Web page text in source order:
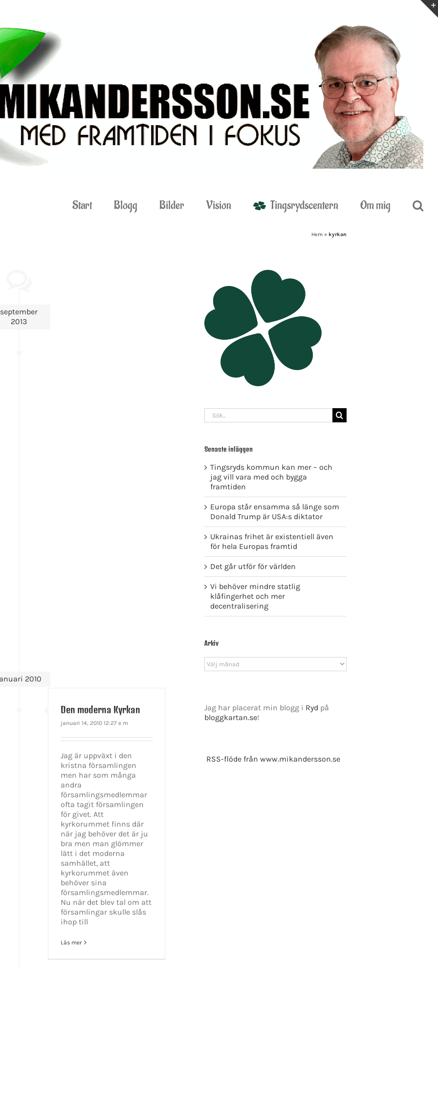
Start Blogg Bilder Vision Tingsrydscentern Om mig
Hem » kyrkan
september
2013
2010
Den moderna Kyrkan
januari 14, 2010 12:27 e m
Jag är uppväxt i den
kristna församlingen
men har som många
andra
församlingsmedlemmar
ofta tagit församlingen
för givet. Att
kyrkorummet finns där
när jag behöver det är ju
bra men man glömmer
lätt i det moderna
samhället, att
kyrkorummet även
behöver sina
församlingsmedlemmar.
Nu när det blev tal om att
församlingar skulle slås
ihop till
Läs mer
Sök
efter:
Senaste inläggen
Tingsryds kommun kan mer – och
jag vill vara med och bygga
framtiden
Europa står ensamma så länge som
Donald Trump är USA:s diktator
Ukrainas frihet är existentiell även
för hela Europas framtid
Det går utför för världen
Vi behöver mindre statlig
klåfingerhet och mer
decentralisering
Arkiv
Arkiv
Jag har placerat min blogg i Ryd på
bloggkartan.se!
RSS-flöde från www.mikandersson.se
GET SOCIAL